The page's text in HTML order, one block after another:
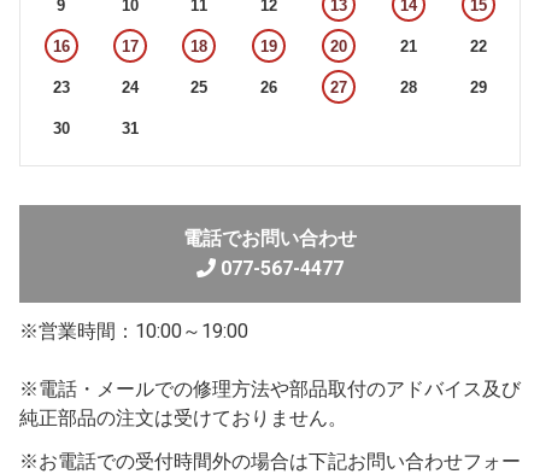
9 10 11 12 13 14 15
16 17 18 19 20 21 22
23 24 25 26 27 28 29
30 31
電話でお問い合わせ
077-567-4477
※営業時間：10:00～19:00
※電話・メールでの修理方法や部品取付のアドバイス及び
純正部品の注文は受けておりません。
※お電話での受付時間外の場合は下記お問い合わせフォー